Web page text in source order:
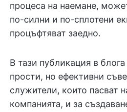
процеса на наемане,
по-силни и по-сплотени
процъфтяват заедно.
В тази публикация в
прости, но ефективни
служители, които пасват
компанията, и за